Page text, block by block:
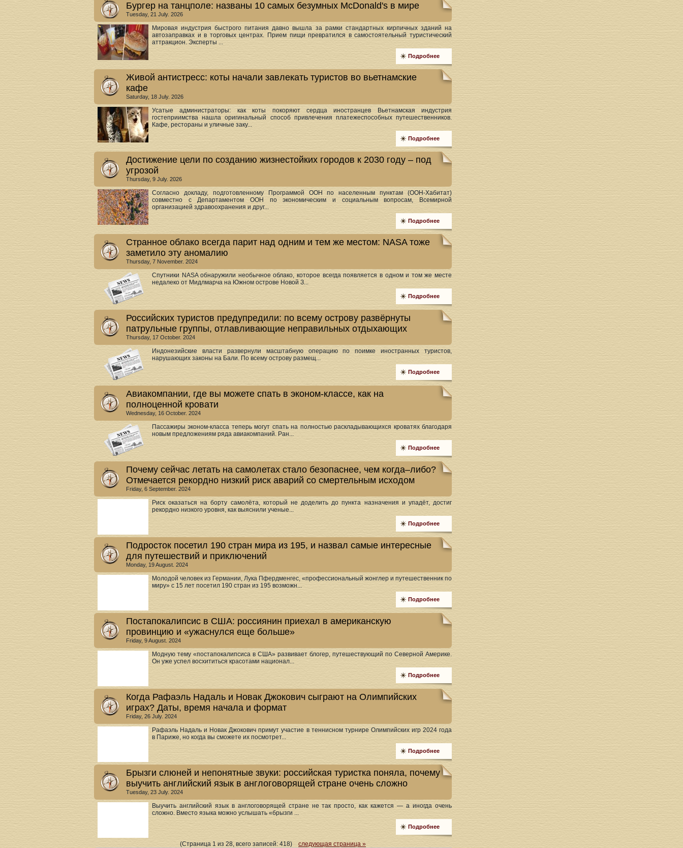
Бургер на танцполе: названы 10 самых безумных McDonald's в мире
Tuesday, 21 July. 2026
Мировая индустрия быстрого питания давно вышла за рамки стандартных кирпичных зданий на
автозаправках и в торговых центрах. Прием пищи превратился в самостоятельный туристический
аттракцион. Эксперты ...
Подробнее
Живой антистресс: коты начали завлекать туристов во вьетнамские
кафе
Saturday, 18 July. 2026
Усатые администраторы: как коты покоряют сердца иностранцев Вьетнамская индустрия
гостеприимства нашла оригинальный способ привлечения платежеспособных путешественников.
Кафе, рестораны и уличные заку...
Подробнее
Достижение цели по созданию жизнестойких городов к 2030 году – под
угрозой
Thursday, 9 July. 2026
Согласно докладу, подготовленному Программой ООН по населенным пунктам (ООН-Хабитат)
совместно с Департаментом ООН по экономическим и социальным вопросам, Всемирной
организацией здравоохранения и друг...
Подробнее
Странное облако всегда парит над одним и тем же местом: NASA тоже
заметило эту аномалию
Thursday, 7 November. 2024
Спутники NASA обнаружили необычное облако, которое всегда появляется в одном и том же месте
недалеко от Мидлмарча на Южном острове Новой З...
Подробнее
Российских туристов предупредили: по всему острову развёрнуты
патрульные группы, отлавливающие неправильных отдыхающих
Thursday, 17 October. 2024
Индонезийские власти развернули масштабную операцию по поимке иностранных туристов,
нарушающих законы на Бали. По всему острову размещ...
Подробнее
Авиакомпании, где вы можете спать в эконом-классе, как на
полноценной кровати
Wednesday, 16 October. 2024
Пассажиры эконом-класса теперь могут спать на полностью раскладывающихся кроватях благодаря
новым предложениям ряда авиакомпаний. Ран...
Подробнее
Почему сейчас летать на самолетах стало безопаснее, чем когда–либо?
Отмечается рекордно низкий риск аварий со смертельным исходом
Friday, 6 September. 2024
Риск оказаться на борту самолёта, который не доделить до пункта назначения и упадёт, достиг
рекордно низкого уровня, как выяснили ученые...
Подробнее
Подросток посетил 190 стран мира из 195, и назвал самые интересные
для путешествий и приключений
Monday, 19 August. 2024
Молодой человек из Германии, Лука Пфердменгес, «профессиональный жонглер и путешественник по
миру» с 15 лет посетил 190 стран из 195 возможн...
Подробнее
Постапокалипсис в США: россиянин приехал в американскую
провинцию и «ужаснулся еще больше»
Friday, 9 August. 2024
Модную тему «постапокалипсиса в США» развивает блогер, путешествующий по Северной Америке.
Он уже успел восхититься красотами национал...
Подробнее
Когда Рафаэль Надаль и Новак Джокович сыграют на Олимпийских
играх? Даты, время начала и формат
Friday, 26 July. 2024
Рафаэль Надаль и Новак Джокович примут участие в теннисном турнире Олимпийских игр 2024 года
в Париже, но когда вы сможете их посмотрет...
Подробнее
Брызги слюней и непонятные звуки: российская туристка поняла, почему
выучить английский язык в англоговорящей стране очень сложно
Tuesday, 23 July. 2024
Выучить английский язык в англоговорящей стране не так просто, как кажется — а иногда очень
сложно. Вместо языка можно услышать «брызги ...
Подробнее
(Страница 1 из 28, всего записей: 418) следующая страница »